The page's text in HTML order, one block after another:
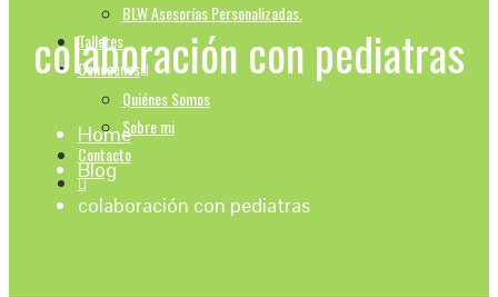
BLW Asesorías Personalizadas.
Talleres
Conocenos
Quiénes Somos
Sobre mi
Contacto
colaboración con pediatras
Home
Blog
colaboración con pediatras